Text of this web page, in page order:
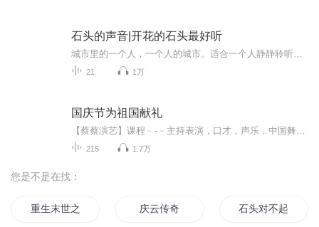
石头的声音|开花的石头最好听
21 1万
国庆节为祖国献礼
215 1.7万
您是不是在找：
重生末世之石头缘 庆云传奇 石头对不起